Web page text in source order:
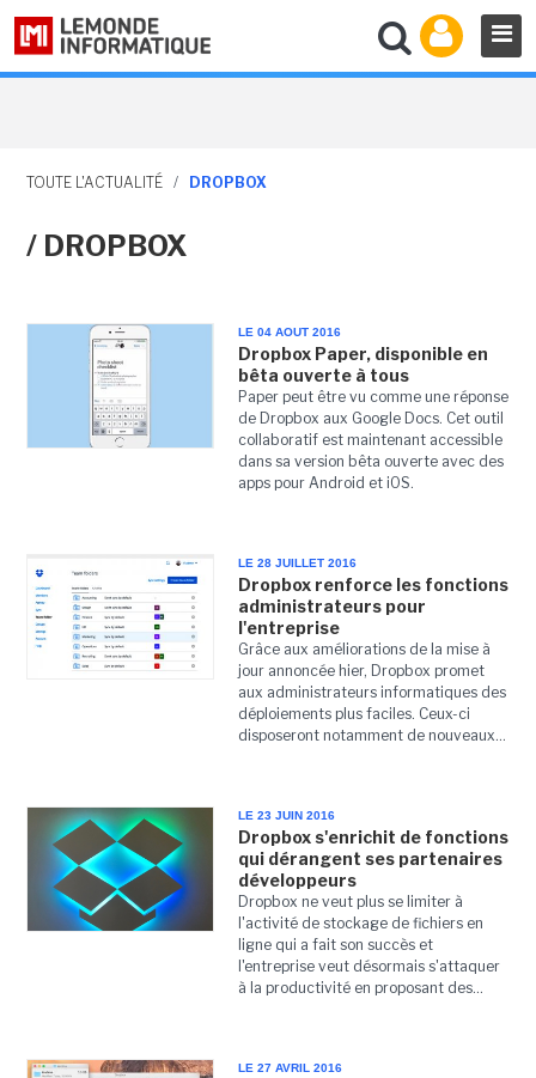
TOUTE L'ACTUALITÉ / DROPBOX
/ DROPBOX
LE 04 AOUT 2016
Dropbox Paper, disponible en
bêta ouverte à tous
Paper peut être vu comme une réponse
de Dropbox aux Google Docs. Cet outil
collaboratif est maintenant accessible
dans sa version bêta ouverte avec des
apps pour Android et iOS.
LE 28 JUILLET 2016
Dropbox renforce les fonctions
administrateurs pour
l'entreprise
Grâce aux améliorations de la mise à
jour annoncée hier, Dropbox promet
aux administrateurs informatiques des
déploiements plus faciles. Ceux-ci
disposeront notamment de nouveaux...
LE 23 JUIN 2016
Dropbox s'enrichit de fonctions
qui dérangent ses partenaires
développeurs
Dropbox ne veut plus se limiter à
l'activité de stockage de fichiers en
ligne qui a fait son succès et
l'entreprise veut désormais s'attaquer
à la productivité en proposant des...
LE 27 AVRIL 2016